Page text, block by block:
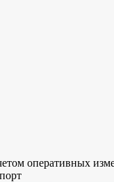
оперативных